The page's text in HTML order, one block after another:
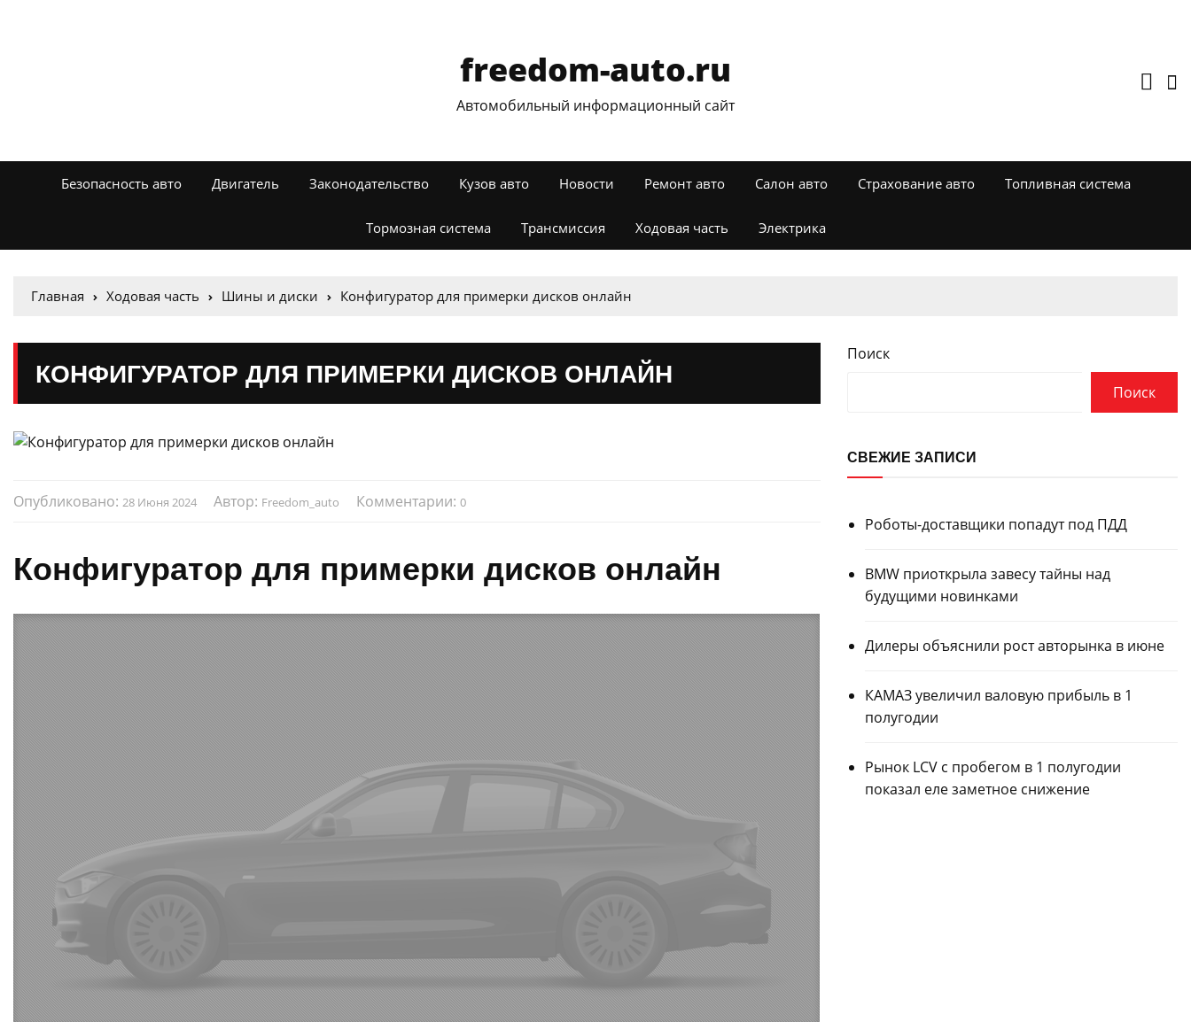
freedom-auto.ru
Автомобильный информационный сайт
Безопасность авто Двигатель Законодательство Кузов авто Новости Ремонт авто Салон авто Страхование авто Топливная система
Тормозная система Трансмиссия Ходовая часть Электрика
Главная Ходовая часть Шины и диски Конфигуратор для примерки дисков онлайн
КОНФИГУРАТОР ДЛЯ ПРИМЕРКИ ДИСКОВ ОНЛАЙН
Опубликовано: 28 Июня 2024 Автор: Freedom_auto Комментарии: 0
Конфигуратор для примерки дисков онлайн
Поиск
Поиск
СВЕЖИЕ ЗАПИСИ
Роботы-доставщики попадут под ПДД
BMW приоткрыла завесу тайны над
будущими новинками
Дилеры объяснили рост авторынка в июне
КАМАЗ увеличил валовую прибыль в 1
полугодии
Рынок LCV с пробегом в 1 полугодии
показал еле заметное снижение